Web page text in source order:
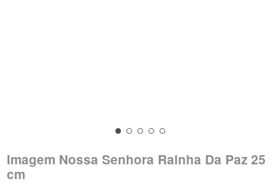
Imagem Nossa Senhora Rainha Da Paz 25
cm